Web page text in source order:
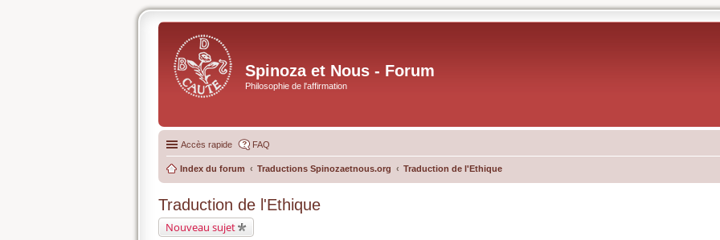
Spinoza et Nous - Forum
Philosophie de l'affirmation
Accès rapide FAQ
Index du forum Traductions Spinozaetnous.org Traduction de l'Ethique
Traduction de l'Ethique
Nouveau sujet